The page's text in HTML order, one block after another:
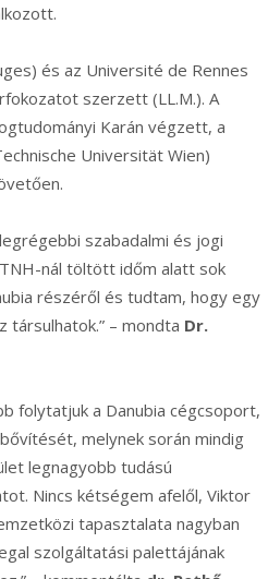
és az Université de Rennes
szerzett (LL.M.). A
Karán végzett, a
Universität Wien)
szabadalmi és jogi
nál töltött időm alatt sok
részéről és tudtam, hogy egy
társulhatok.” – mondta Dr.
folytatjuk a Danubia cégcsoport,
melynek során mindig
legnagyobb tudású
Nincs kétségem afelől, Viktor
tapasztalata nagyban
szolgáltatási palettájának